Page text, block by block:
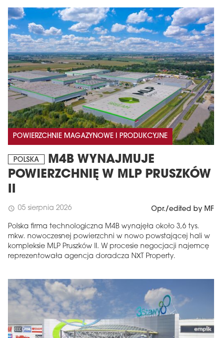
POWIERZCHNIE MAGAZYNOWE I PRODUKCYJNE
POLSKA
M4B WYNAJMUJE
POWIERZCHNIĘ W MLP PRUSZKÓW
II
schedule 05 sierpnia 2026 Opr./edited by MF
Polska firma technologiczna M4B wynajęła około 3,6 tys.
mkw. nowoczesnej powierzchni w nowo powstającej hali w
kompleksie MLP Pruszków II. W procesie negocjacji najemcę
reprezentowała agencja doradcza NXT Property.